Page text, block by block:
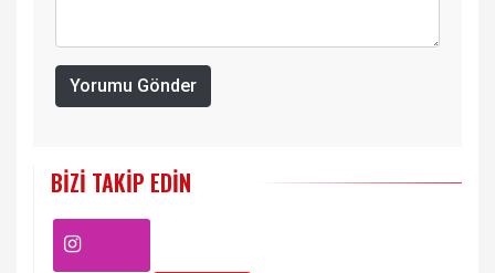
Yorumu Gönder
BIZI TAKIP EDIN